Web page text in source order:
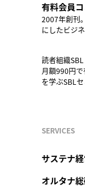
有料会員コ
2007年創刊
にしたビジ
読者組織
月額990円
を学ぶSBL
SERVICES
サステナ経
オルタナ